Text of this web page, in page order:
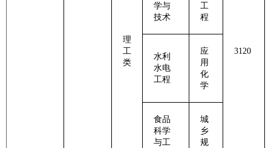
理
工
类
3120
学与
技术
工
程
水利
水电
工程
应
用
化
学
食品
科学
与工
城
乡
规